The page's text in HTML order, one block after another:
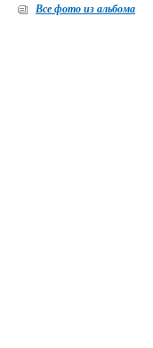
Все фото из альбома